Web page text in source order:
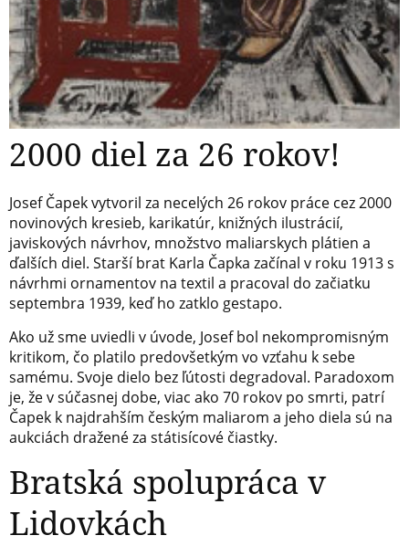
2000 diel za 26 rokov!
Josef Čapek vytvoril za necelých 26 rokov práce cez 2000
novinových kresieb, karikatúr, knižných ilustrácií,
javiskových návrhov, množstvo maliarskych plátien a
ďalších diel. Starší brat Karla Čapka začínal v roku 1913 s
návrhmi ornamentov na textil a pracoval do začiatku
septembra 1939, keď ho zatklo gestapo.
Ako už sme uviedli v úvode, Josef bol nekompromisným
kritikom, čo platilo predovšetkým vo vzťahu k sebe
samému. Svoje dielo bez ľútosti degradoval. Paradoxom
je, že v súčasnej dobe, viac ako 70 rokov po smrti, patrí
Čapek k najdrahším českým maliarom a jeho diela sú na
aukciách dražené za státisícové čiastky.
Bratská spolupráca v
Lidovkách